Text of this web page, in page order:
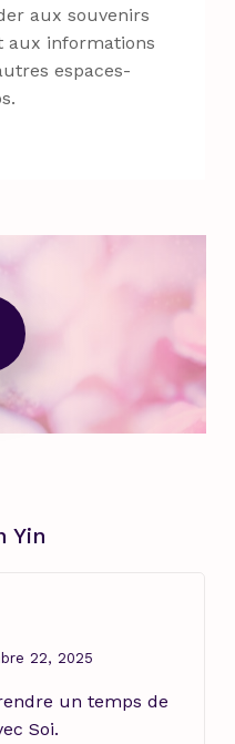
aux souvenirs
aux informations
espaces-
Video
Yin
22, 2025
un temps de
Soi.